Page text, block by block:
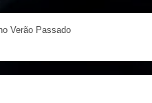
Verão Passado